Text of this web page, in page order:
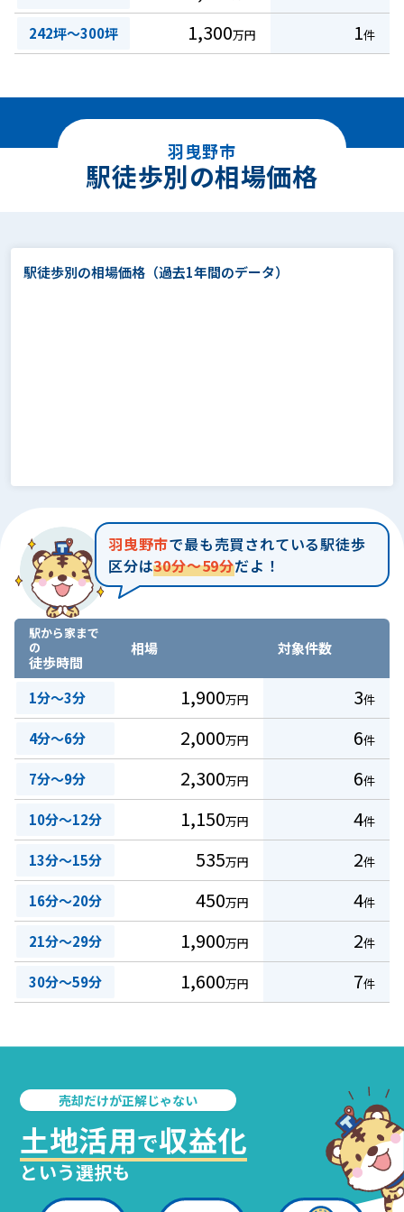
242坪～300坪 1,300万円 1件
羽曳野市
駅徒歩別の相場価格
駅徒歩別の相場価格 （過去1年間のデータ）
羽曳野市で最も売買されている駅徒歩
区分は30分～59分だよ！
駅から家まで
の
徒歩時間
相場 対象件数
1分～3分 1,900万円 3件
4分～6分 2,000万円 6件
7分～9分 2,300万円 6件
10分～12分 1,150万円 4件
13分～15分 535万円 2件
16分～20分 450万円 4件
21分～29分 1,900万円 2件
30分～59分 1,600万円 7件
売却だけが正解じゃない
土地活用で収益化
という選択も